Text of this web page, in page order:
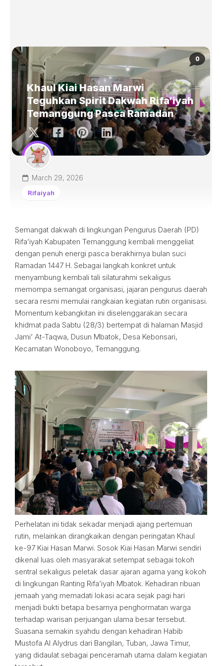
0
Khaul Kiai Hasan Marwi
Teguhkan Spirit Dakwah Rifa’iyah
Temanggung Pasca Ramadan
March 29, 2026
Rifaiyah
Semangat dakwah di lingkungan Pengurus Daerah (PD)
Rifa’iyah Kabupaten Temanggung kembali menggeliat
dengan penuh energi pasca berakhirnya bulan suci
Ramadan 1447 H. Sebagai langkah konkret untuk
menyambung kembali tali silaturahmi sekaligus
memompa semangat organisasi, jajaran pengurus daerah
secara resmi memulai rangkaian kegiatan rutin organisasi.
Momentum kebangkitan ini diselenggarakan secara
khidmat pada Sabtu (28/3) bertempat di halaman Masjid
Jami’ At-Taqwa, Dusun Mbatok, Desa Kebonsari,
Kecamatan Wonoboyo, Temanggung.
Perhelatan ini tidak sekadar menjadi ajang pertemuan
rutin, melainkan dirangkaikan dengan peringatan Khaul
ke-97 Kiai Hasan Marwi. Sosok Kiai Hasan Marwi sendiri
dikenal luas oleh masyarakat setempat sebagai tokoh
sentral sekaligus peletak dasar ajaran agama yang kokoh
di lingkungan Ranting Rifa’iyah Mbatok. Kehadiran ribuan
jemaah yang memadati lokasi acara sejak pagi hari
menjadi bukti betapa besarnya penghormatan warga
terhadap warisan perjuangan ulama besar tersebut.
Suasana semakin syahdu dengan kehadiran Habib
Mustofa Al Alydrus dari Bangilan, Tuban, Jawa Timur,
yang didaulat sebagai penceramah utama dalam kegiatan